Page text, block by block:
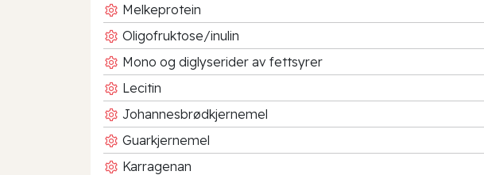
Melkeprotein
Oligofruktose/inulin
Mono og diglyserider av fettsyrer
Lecitin
Johannesbrødkjernemel
Guarkjernemel
Karragenan